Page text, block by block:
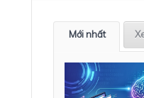
Mới nhất